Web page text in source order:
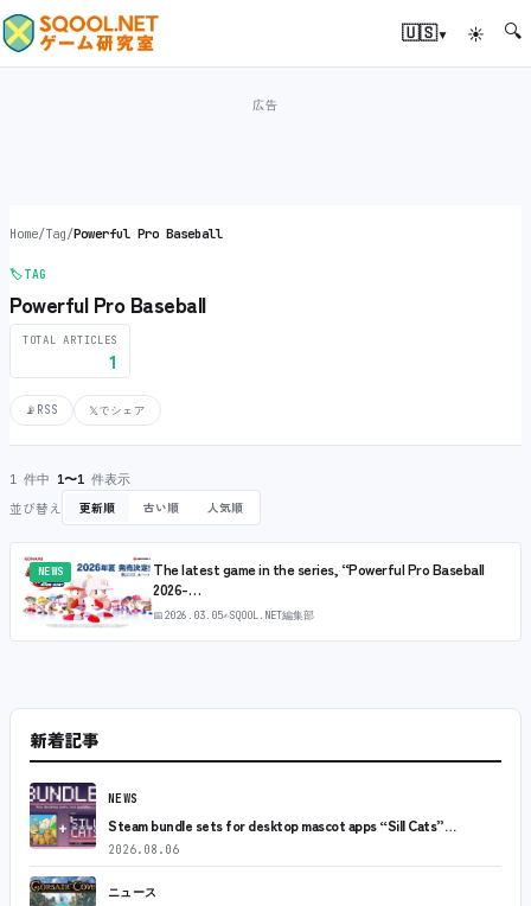
🇺🇸▾ ☀ 🔍
Home/Tag/Powerful Pro Baseball
🏷️TAG
Powerful Pro Baseball
TOTAL ARTICLES
1
📡 RSS 𝕏でシェア
1 件中 1〜1 件表示
並び替え 更新順 古い順 人気順
NEWS
The latest game in the series, “Powerful Pro Baseball
2026-…
📅2026.03.05✍SQOOL.NET編集部
新着記事
NEWS
Steam bundle sets for desktop mascot apps “Sill Cats”…
2026.08.06
ニュース